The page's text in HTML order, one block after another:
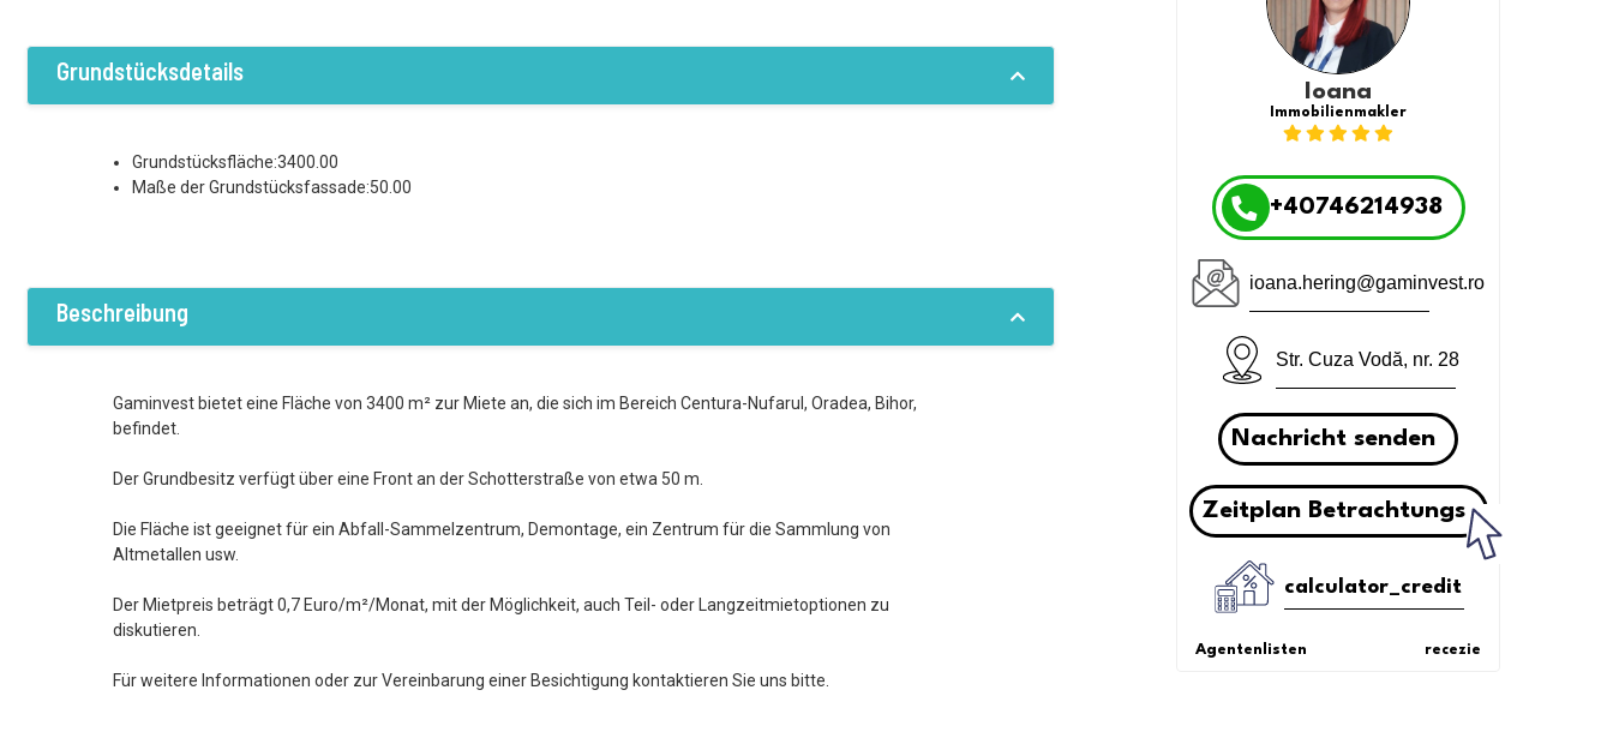
Grundstücksdetails
Grundstücksfläche:3400.00
Maße der Grundstücksfassade:50.00
Beschreibung
Gaminvest bietet eine Fläche von 3400 m² zur Miete an, die sich im Bereich Centura-Nufarul, Oradea, Bihor,
befindet.
Der Grundbesitz verfügt über eine Front an der Schotterstraße von etwa 50 m.
Die Fläche ist geeignet für ein Abfall-Sammelzentrum, Demontage, ein Zentrum für die Sammlung von
Altmetallen usw.
Der Mietpreis beträgt 0,7 Euro/m²/Monat, mit der Möglichkeit, auch Teil- oder Langzeitmietoptionen zu
diskutieren.
Für weitere Informationen oder zur Vereinbarung einer Besichtigung kontaktieren Sie uns bitte.
Ioana
Immobilienmakler
+40746214938
ioana.hering@gaminvest.ro
Str. Cuza Vodă, nr. 28
Nachricht senden
Zeitplan Betrachtungs
calculator_credit
Agentenlisten recezie